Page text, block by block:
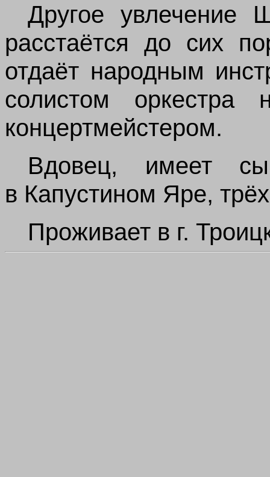
Другое увлечение
расстаётся до сих
отдаёт народным
солистом оркестра
концертмейстером.
Вдовец, имеет
в Капустином Яре,
Проживает в г.